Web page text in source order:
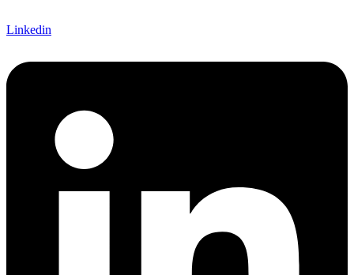
Linkedin